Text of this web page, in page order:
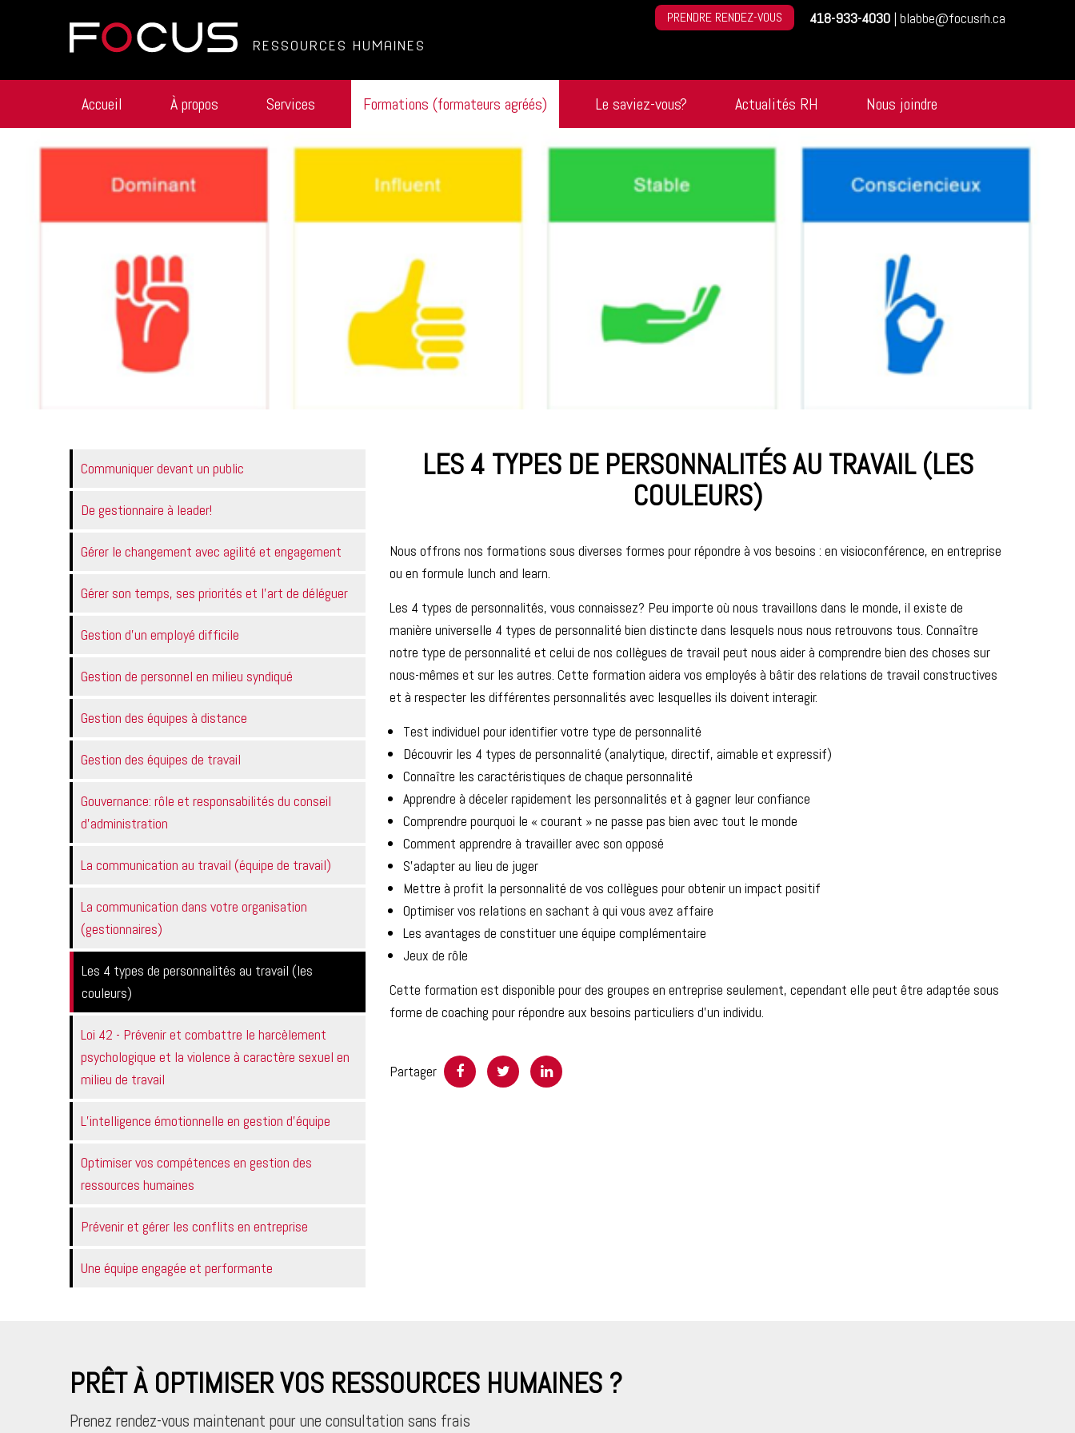
RESSOURCES HUMAINES
PRENDRE RENDEZ-VOUS 418-933-4030 | blabbe@focusrh.ca
Accueil À propos Services Formations (formateurs agréés) Le saviez-vous? Actualités RH Nous joindre
Communiquer devant un public
De gestionnaire à leader!
Gérer le changement avec agilité et engagement
Gérer son temps, ses priorités et l'art de déléguer
Gestion d'un employé difficile
Gestion de personnel en milieu syndiqué
Gestion des équipes à distance
Gestion des équipes de travail
Gouvernance: rôle et responsabilités du conseil
d'administration
La communication au travail (équipe de travail)
La communication dans votre organisation
(gestionnaires)
Les 4 types de personnalités au travail (les
couleurs)
Loi 42 - Prévenir et combattre le harcèlement
psychologique et la violence à caractère sexuel en
milieu de travail
L’intelligence émotionnelle en gestion d’équipe
Optimiser vos compétences en gestion des
ressources humaines
Prévenir et gérer les conflits en entreprise
Une équipe engagée et performante
LES 4 TYPES DE PERSONNALITÉS AU TRAVAIL (LES
COULEURS)
Nous offrons nos formations sous diverses formes pour répondre à vos besoins : en visioconférence, en entreprise
ou en formule lunch and learn.
Les 4 types de personnalités, vous connaissez? Peu importe où nous travaillons dans le monde, il existe de
manière universelle 4 types de personnalité bien distincte dans lesquels nous nous retrouvons tous. Connaître
notre type de personnalité et celui de nos collègues de travail peut nous aider à comprendre bien des choses sur
nous-mêmes et sur les autres. Cette formation aidera vos employés à bâtir des relations de travail constructives
et à respecter les différentes personnalités avec lesquelles ils doivent interagir.
Test individuel pour identifier votre type de personnalité
Découvrir les 4 types de personnalité (analytique, directif, aimable et expressif)
Connaître les caractéristiques de chaque personnalité
Apprendre à déceler rapidement les personnalités et à gagner leur confiance
Comprendre pourquoi le « courant » ne passe pas bien avec tout le monde
Comment apprendre à travailler avec son opposé
S’adapter au lieu de juger
Mettre à profit la personnalité de vos collègues pour obtenir un impact positif
Optimiser vos relations en sachant à qui vous avez affaire
Les avantages de constituer une équipe complémentaire
Jeux de rôle
Cette formation est disponible pour des groupes en entreprise seulement, cependant elle peut être adaptée sous
forme de coaching pour répondre aux besoins particuliers d’un individu.
Partager
PRÊT À OPTIMISER VOS RESSOURCES HUMAINES ?
Prenez rendez-vous maintenant pour une consultation sans frais